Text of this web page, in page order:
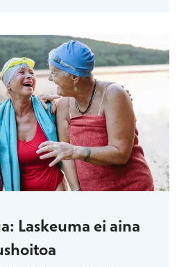
Laskeuma ei aina